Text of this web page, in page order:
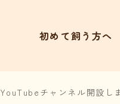
初めて飼う方へ
YouTubeチャンネル開設し